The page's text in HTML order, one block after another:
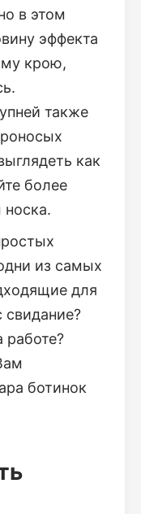
в этом
эффекта
крою,
также
как
более
из самых
для
свидание?
работе?
ботинок